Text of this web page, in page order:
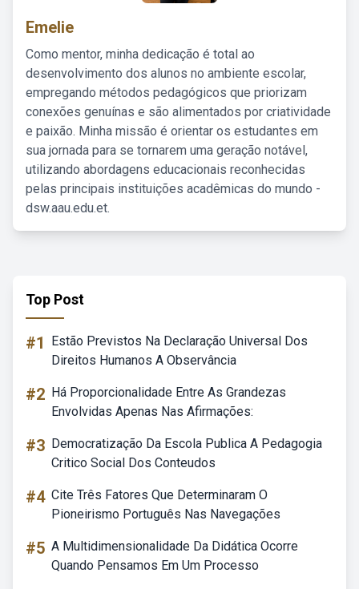
Emelie
Como mentor, minha dedicação é total ao
desenvolvimento dos alunos no ambiente escolar,
empregando métodos pedagógicos que priorizam
conexões genuínas e são alimentados por criatividade
e paixão. Minha missão é orientar os estudantes em
sua jornada para se tornarem uma geração notável,
utilizando abordagens educacionais reconhecidas
pelas principais instituições acadêmicas do mundo -
dsw.aau.edu.et.
Top Post
#1
Estão Previstos Na Declaração Universal Dos
Direitos Humanos A Observância
#2 Há Proporcionalidade Entre As Grandezas
Envolvidas Apenas Nas Afirmações:
#3 Democratização Da Escola Publica A Pedagogia
Critico Social Dos Conteudos
#4 Cite Três Fatores Que Determinaram O
Pioneirismo Português Nas Navegações
#5 A Multidimensionalidade Da Didática Ocorre
Quando Pensamos Em Um Processo